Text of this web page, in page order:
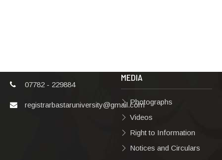
07782 - 229884
registrarbastaruniversity@gmail.com
MEDIA
Photographs
Videos
Right to Information
Notices and Circulars